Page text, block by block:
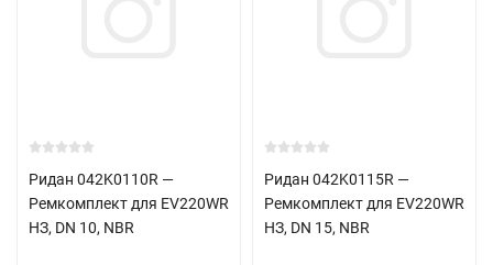
Ридан 042K0110R —
Ремкомплект для EV220WR
НЗ, DN 10, NBR
Ридан 042K0115R —
Ремкомплект для EV220WR
НЗ, DN 15, NBR